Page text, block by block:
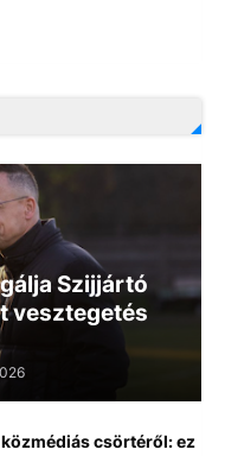
Szijjártó
vesztegetés
csörtéről: ez